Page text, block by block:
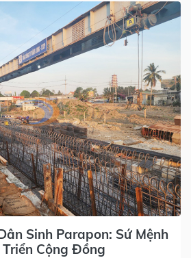
Sinh Parapon: Sứ Mệnh
Cộng Đồng